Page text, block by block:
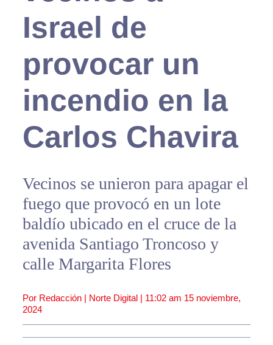
Israel de
provocar un
incendio en la
Carlos Chavira
Vecinos se unieron para apagar el
fuego que provocó en un lote
baldío ubicado en el cruce de la
avenida Santiago Troncoso y
calle Margarita Flores
Por Redacción | Norte Digital | 11:02 am 15 noviembre,
2024